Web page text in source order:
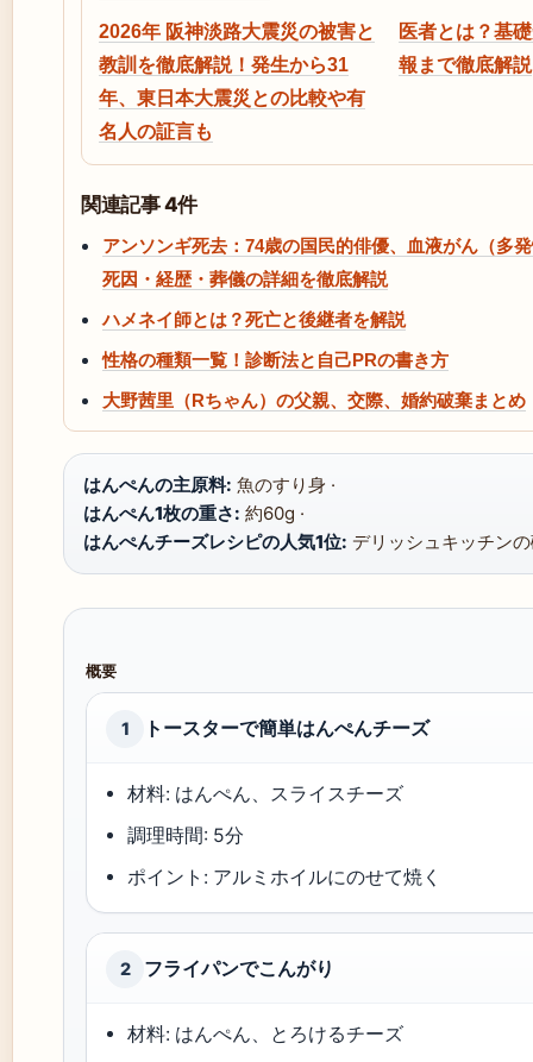
2026年 阪神淡路大震災の被害と
教訓を徹底解説！発生から31
年、東日本大震災との比較や有
名人の証言も
医者とは？基
報まで徹底解説
関連記事 4件
アンソンギ死去：74歳の国民的俳優、血液がん（多
死因・経歴・葬儀の詳細を徹底解説
ハメネイ師とは？死亡と後継者を解説
性格の種類一覧！診断法と自己PRの書き方
大野茜里（Rちゃん）の父親、交際、婚約破棄まとめ
はんぺんの主原料: 魚のすり身 ·
はんぺん1枚の重さ: 約60g ·
はんぺんチーズレシピの人気1位: デリッシュキッチン
概要
1 トースターで簡単はんぺんチーズ
材料: はんぺん、スライスチーズ
調理時間: 5分
ポイント: アルミホイルにのせて焼く
2 フライパンでこんがり
材料: はんぺん、とろけるチーズ